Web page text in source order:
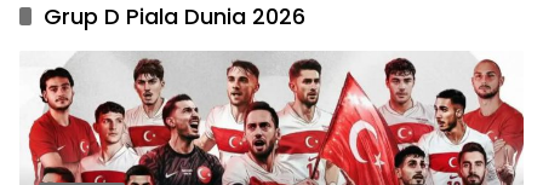
Grup D Piala Dunia 2026